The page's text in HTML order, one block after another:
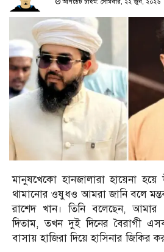
আপডেট টাইম: সোমবার, ২২ জুন, ২০২৬
মানুষখেকো হানজালারা হায়েনা হয়ে
থামানোর ওষুধও আমরা জানি বলে
রাশেদ খান। তিনি বলেছেন, আমার
দিতাম, তখন দুই দিনের বৈরাগী এসব
বাসায় হাজিরা দিয়ে হাসিনার জিকির